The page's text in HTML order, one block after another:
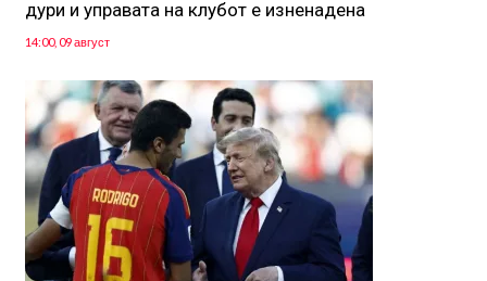
дури и управата на клубот е изненадена
14:00, 09 август